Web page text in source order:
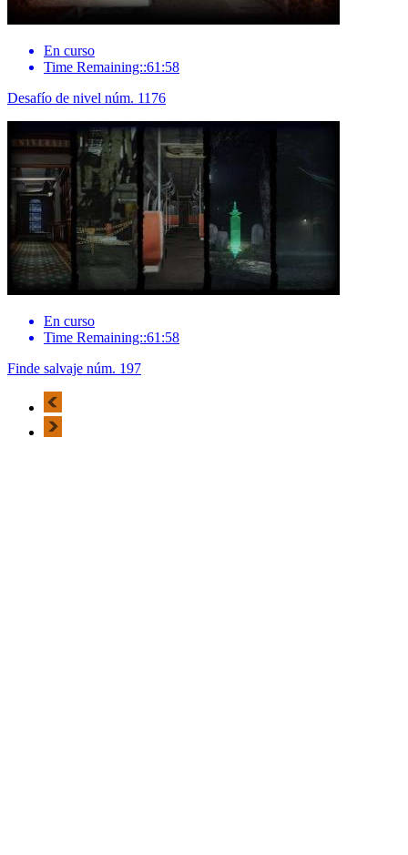
En curso
Time Remaining::61:58
Desafío de nivel núm. 1176
En curso
Time Remaining::61:58
Finde salvaje núm. 197